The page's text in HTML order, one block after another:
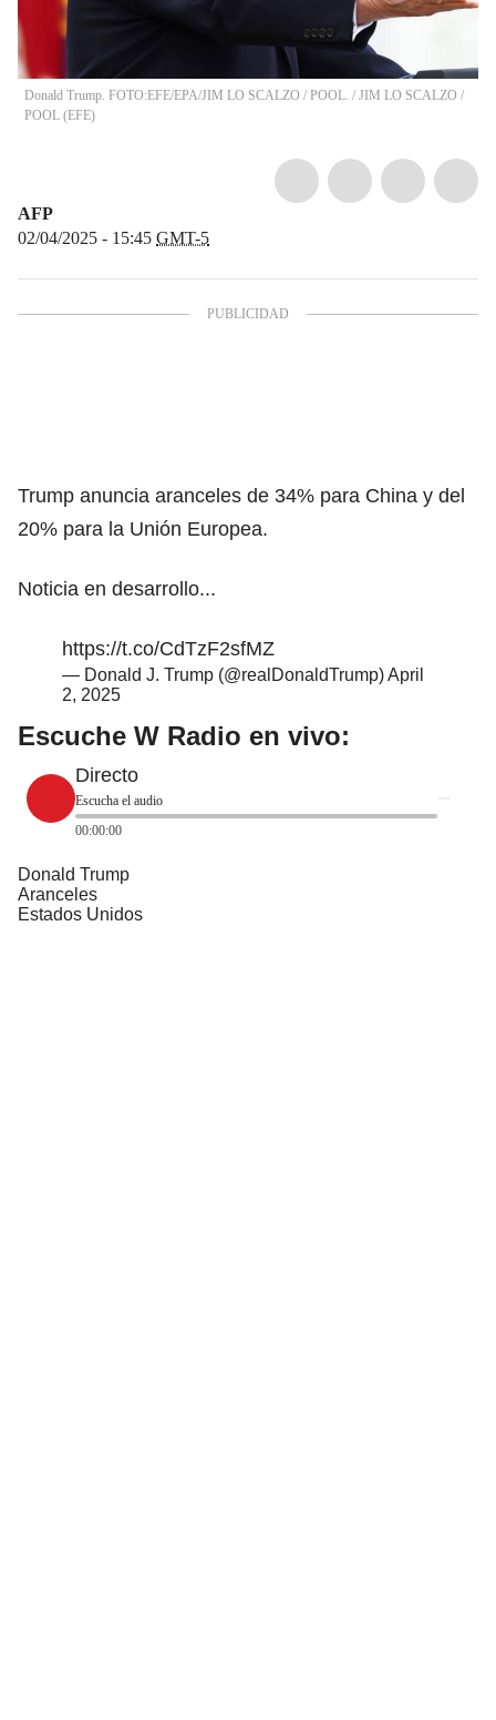
Donald Trump. FOTO:EFE/EPA/JIM LO SCALZO / POOL. / JIM LO SCALZO /
POOL (EFE)
AFP
02/04/2025 - 15:45 GMT-5
Trump anuncia aranceles de 34% para China y del
20% para la Unión Europea.
Noticia en desarrollo...
https://t.co/CdTzF2sfMZ
— Donald J. Trump (@realDonaldTrump)April
2, 2025
Escuche W Radio en vivo:
Directo
Escucha el audio
00:00:00
Donald Trump
Aranceles
Estados Unidos